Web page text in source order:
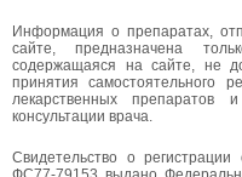
Информация о препаратах,
сайте, предназначена
содержащаяся на сайте, не
принятия самостоятельного
лекарственных
консультации врача.
Свидетельство о